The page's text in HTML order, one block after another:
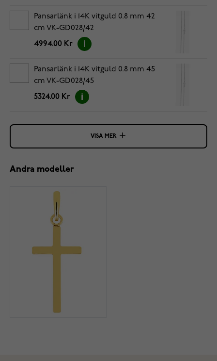
Pansarlänk i 14K vitguld 0.8 mm 42
cm VK-GD028/42
4994.00 Kr
Pansarlänk i 14K vitguld 0.8 mm 45
cm VK-GD028/45
5324.00 Kr
VISA MER
Andra modeller